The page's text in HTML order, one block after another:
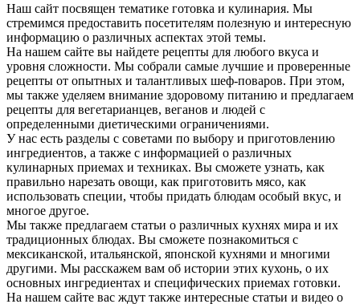
Наш сайт посвящен тематике готовка и кулинария. Мы
стремимся предоставить посетителям полезную и интересную
информацию о различных аспектах этой темы.
На нашем сайте вы найдете рецепты для любого вкуса и
уровня сложности. Мы собрали самые лучшие и проверенные
рецепты от опытных и талантливых шеф-поваров. При этом,
мы также уделяем внимание здоровому питанию и предлагаем
рецепты для вегетарианцев, веганов и людей с
определенными диетическими ограничениями.
У нас есть разделы с советами по выбору и приготовлению
ингредиентов, а также с информацией о различных
кулинарных приемах и техниках. Вы сможете узнать, как
правильно нарезать овощи, как приготовить мясо, как
использовать специи, чтобы придать блюдам особый вкус, и
многое другое.
Мы также предлагаем статьи о различных кухнях мира и их
традиционных блюдах. Вы сможете познакомиться с
мексиканской, итальянской, японской кухнями и многими
другими. Мы расскажем вам об истории этих кухонь, о их
основных ингредиентах и специфических приемах готовки.
На нашем сайте вас ждут также интересные статьи и видео о